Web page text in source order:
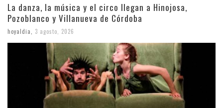
La danza, la música y el circo llegan a Hinojosa,
Pozoblanco y Villanueva de Córdoba
hoyaldia 3 agosto, 2026